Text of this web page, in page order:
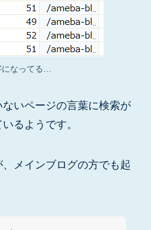
なってる…
いページの言葉に検索が
るようです。
メインブログの方でも起